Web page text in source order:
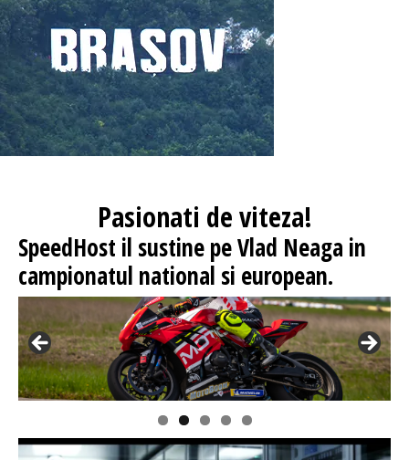
Pasionati de viteza!
SpeedHost il sustine pe Vlad Neaga in
campionatul national si european.